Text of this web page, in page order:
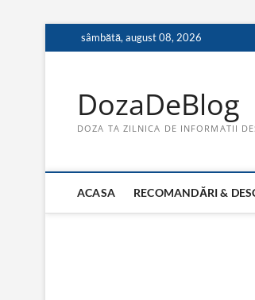
to
sâmbătă, august 08, 2026
DozaDeBlog
DOZA TA ZILNICA DE INFORMATII
ACASA RECOMANDĂRI &